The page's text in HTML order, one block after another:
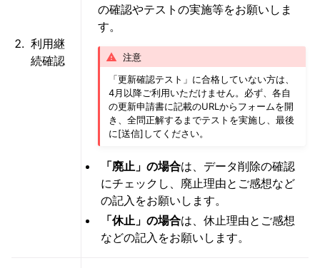
利用継
続確認
の確認やテストの実施等をお願いしま
す。
注意
「更新確認テスト」に合格していない方は、
4月以降ご利用いただけません。必ず、各自
の更新申請書に記載のURLからフォームを開
き、全問正解するまでテストを実施し、最後
に[送信]してください。
「廃止」の場合は、データ削除の確認
にチェックし、廃止理由とご感想など
の記入をお願いします。
「休止」の場合は、休止理由とご感想
などの記入をお願いします。